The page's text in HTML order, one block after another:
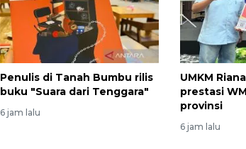
Penulis di Tanah Bumbu rilis
buku "Suara dari Tenggara"
6 jam lalu
UMKM
prestasi
provinsi
6 jam lalu
Feature - Kalsel
Anak Putus
Pendidikan
Bagian 1
30 Juli 2026 17:51